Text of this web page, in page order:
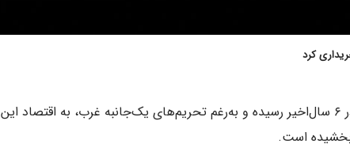
صادرات نفت ایران به بالاترین حد خود در ۶ سال‌اخیر رسیده و به‌رغم تحریم‌های یک‌جانبه غرب، به اقتصاد این